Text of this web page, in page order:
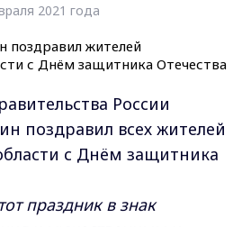
2021 года
России
поздравил всех жителей
с Днём защитника
праздник в знак